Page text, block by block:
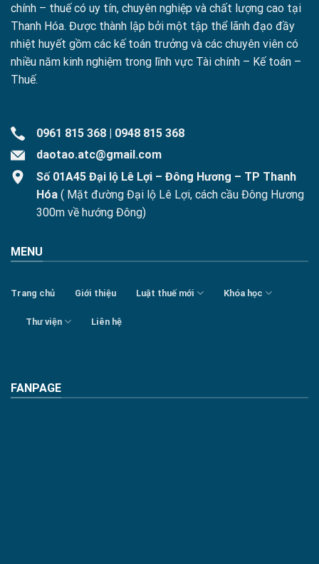
chính – thuế có uy tín, chuyên nghiệp và chất lượng cao tại
Thanh Hóa. Được thành lập bởi một tập thể lãnh đạo đầy
nhiệt huyết gồm các kế toán trưởng và các chuyên viên có
nhiều năm kinh nghiệm trong lĩnh vực Tài chính – Kế toán –
Thuế.
0961 815 368
0948 815 368
daotao.atc@gmail.com
Số 01A45 Đại lộ Lê Lợi – Đông Hương – TP Thanh
Hóa ( Mặt đường Đại lộ Lê Lợi, cách cầu Đông Hương
300m về hướng Đông)
MENU
Trang chủ Giới thiệu Luật thuế mới Khóa học
Thư viện Liên hệ
FANPAGE